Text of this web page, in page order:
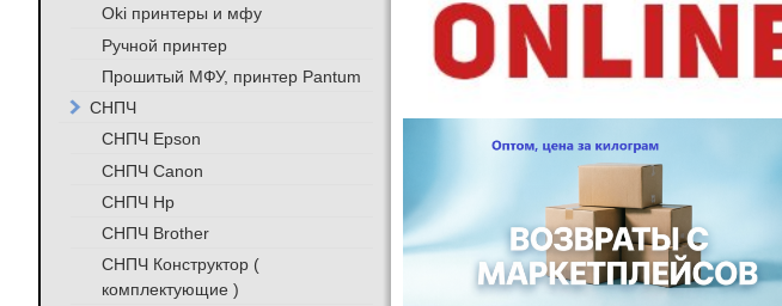
Oki принтеры и мфу
Ручной принтер
Прошитый МФУ, принтер Pantum
СНПЧ
СНПЧ Epson
СНПЧ Canon
СНПЧ Hp
СНПЧ Brother
СНПЧ Конструктор (
комплектующие )